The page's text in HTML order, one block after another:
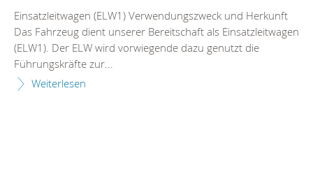
Einsatzleitwagen (ELW1) Verwendungszweck und Herkunft
Das Fahrzeug dient unserer Bereitschaft als Einsatzleitwagen
(ELW1). Der ELW wird vorwiegende dazu genutzt die
Führungskräfte zur...
Weiterlesen